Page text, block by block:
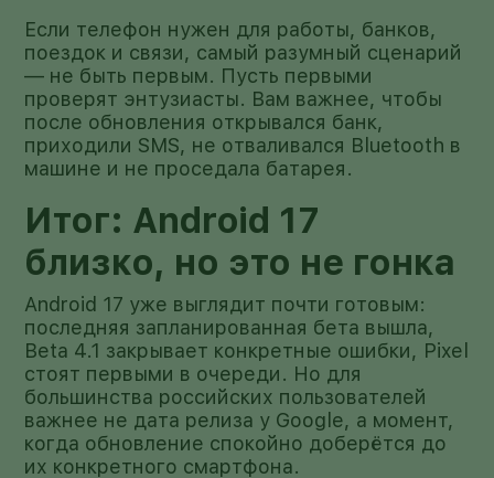
Если телефон нужен для работы, банков,
поездок и связи, самый разумный сценарий
— не быть первым. Пусть первыми
проверят энтузиасты. Вам важнее, чтобы
после обновления открывался банк,
приходили SMS, не отваливался Bluetooth в
машине и не проседала батарея.
Итог: Android 17
близко, но это не гонка
Android 17 уже выглядит почти готовым:
последняя запланированная бета вышла,
Beta 4.1 закрывает конкретные ошибки, Pixel
стоят первыми в очереди. Но для
большинства российских пользователей
важнее не дата релиза у Google, а момент,
когда обновление спокойно доберётся до
их конкретного смартфона.